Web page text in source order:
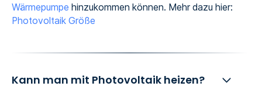
Wärmepumpe hinzukommen können. Mehr dazu hier:
Photovoltaik Größe
Kann man mit Photovoltaik heizen?